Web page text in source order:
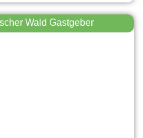
Wald Gastgeber